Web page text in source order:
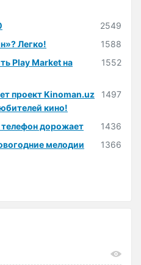
2549
Легко!
1588
Play Market на
1552
проект Kinoman.uz
кино!
1497
дорожает
1436
мелодии
1366